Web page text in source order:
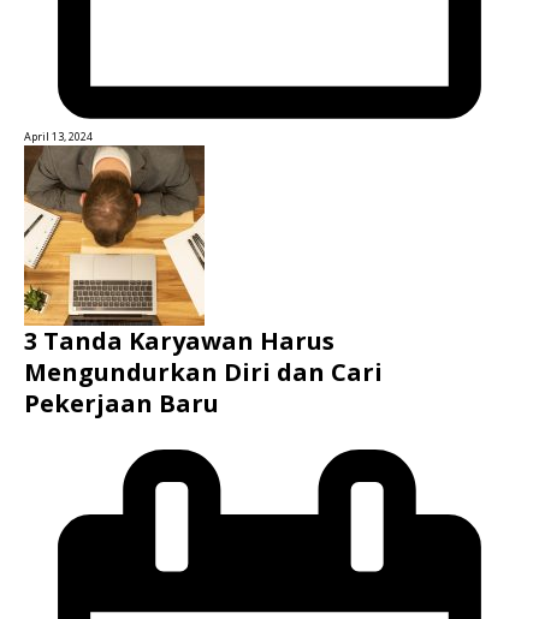
April 13, 2024
3 Tanda Karyawan Harus
Mengundurkan Diri dan Cari
Pekerjaan Baru